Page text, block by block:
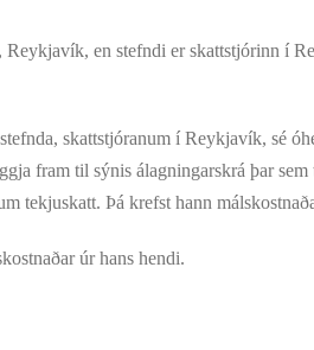
en stefndi er skattstjórinn í
skattstjóranum í Reykjavík, sé
fram til sýnis álagningarskrá þar
tekjuskatt. Þá krefst hann
úr hans hendi.